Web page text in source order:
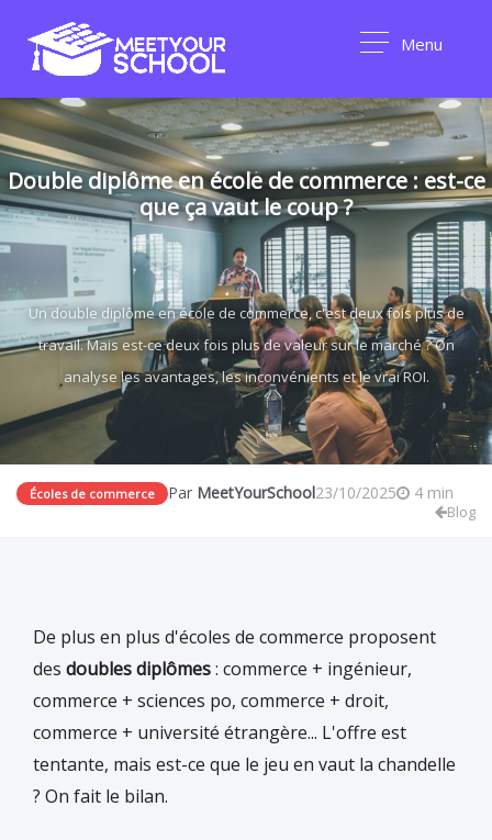
Menu
Double diplôme en école de commerce : est-ce
que ça vaut le coup ?
Un double diplôme en école de commerce, c'est deux fois plus de
travail. Mais est-ce deux fois plus de valeur sur le marché ? On
analyse les avantages, les inconvénients et le vrai ROI.
Écoles de commerce Par MeetYourSchool23/10/2025 4 min
Blog
De plus en plus d'écoles de commerce proposent
des doubles diplômes: commerce + ingénieur,
commerce + sciences po, commerce + droit,
commerce + université étrangère... L'offre est
tentante, mais est-ce que le jeu en vaut la chandelle
? On fait le bilan.